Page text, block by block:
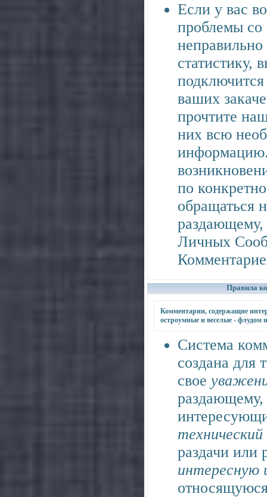
Если у вас
проблемы со
статистику,
подключится
ваших
прочтите
них всю
по
обращаться
раздающему,
Личных
Правила
Комментарии, содержащие
остроумные и веселые -
Система
создана для
свое
раздающему,
технический
раздачи или
интересную